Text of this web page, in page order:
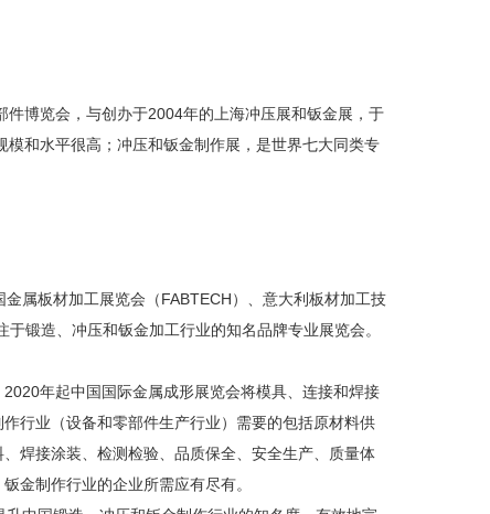
博览会，与创办于2004年的上海冲压展和钣金展，于
和水平很高；冲压和钣金制作展，是世界七大同类专
属板材加工展览会（FABTECH）、意大利板材加工技
锻造、冲压和钣金加工行业的知名品牌专业展览会。
年起中国国际金属成形展览会将模具、连接和焊接
行业（设备和零部件生产行业）需要的包括原材料供
焊接涂装、检测检验、品质保全、安全生产、质量体
金制作行业的企业所需应有尽有。